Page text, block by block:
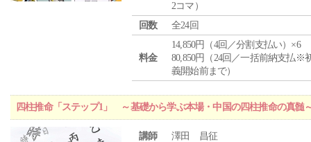
2コマ）
回数
全24回
料金
14,850円（4回／分割支払い）×6
80,850円（24回／一括前納支払※
義開始前まで）
四柱推命「ステップ1」 ～基礎から学ぶ本場・中国の四柱推命の真髄
講師 澤田 昌征